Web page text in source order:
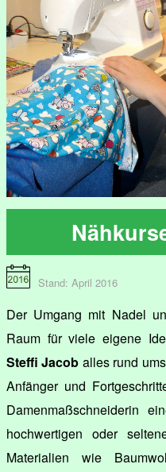
Stand: April 2016
Der Umgang mit Nadel
Raum für viele eigene
Steffi Jacob alles rund
Anfänger und
Damenmaßschneiderin
hochwertigen oder
Materialien wie